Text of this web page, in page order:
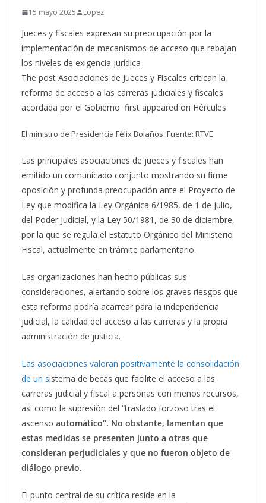
15 mayo 2025 Lopez
Jueces y fiscales expresan su preocupación por la
implementación de mecanismos de acceso que rebajan
los niveles de exigencia jurídica
The post Asociaciones de Jueces y Fiscales critican la
reforma de acceso a las carreras judiciales y fiscales
acordada por el Gobierno first appeared on Hércules.
El ministro de Presidencia Félix Bolaños. Fuente: RTVE
Las principales asociaciones de jueces y fiscales han
emitido un comunicado conjunto mostrando su firme
oposición y profunda preocupación ante el Proyecto de
Ley que modifica la Ley Orgánica 6/1985, de 1 de julio,
del Poder Judicial, y la Ley 50/1981, de 30 de diciembre,
por la que se regula el Estatuto Orgánico del Ministerio
Fiscal, actualmente en trámite parlamentario.
Las organizaciones han hecho públicas sus
consideraciones, alertando sobre los graves riesgos que
esta reforma podría acarrear para la independencia
judicial, la calidad del acceso a las carreras y la propia
administración de justicia.
Las asociaciones valoran positivamente la consolidación
de un sistema de becas que facilite el acceso a las
carreras judicial y fiscal a personas con menos recursos,
así como la supresión del “traslado forzoso tras el
ascenso automático”. No obstante, lamentan que
estas medidas se presenten junto a otras que
consideran perjudiciales y que no fueron objeto de
diálogo previo.
El punto central de su crítica reside en la